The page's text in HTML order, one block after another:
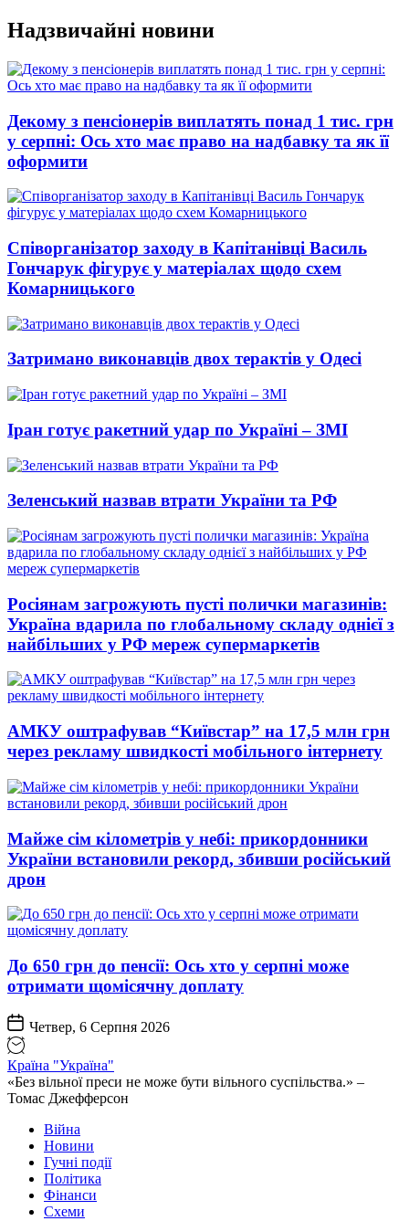
Перейти
до
вмісту
Надзвичайні новини
Декому з пенсіонерів виплатять понад 1 тис. грн
у серпні: Ось хто має право на надбавку та як її
оформити
Співорганізатор заходу в Капітанівці Василь
Гончарук фігурує у матеріалах щодо схем
Комарницького
Затримано виконавців двох терактів у Одесі
Іран готує ракетний удар по Україні – ЗМІ
Зеленський назвав втрати України та РФ
Росіянам загрожують пусті полички магазинів:
Україна вдарила по глобальному складу однієї з
найбільших у РФ мереж супермаркетів
АМКУ оштрафував “Київстар” на 17,5 млн грн
через рекламу швидкості мобільного інтернету
Майже сім кілометрів у небі: прикордонники
України встановили рекорд, збивши російський
дрон
До 650 грн до пенсії: Ось хто у серпні може
отримати щомісячну доплату
Четвер, 6 Серпня 2026
Країна "Україна"
«Без вільної преси не може бути вільного суспільства.» –
Томас Джефферсон
Війна
Новини
Гучні події
Політика
Фінанси
Схеми